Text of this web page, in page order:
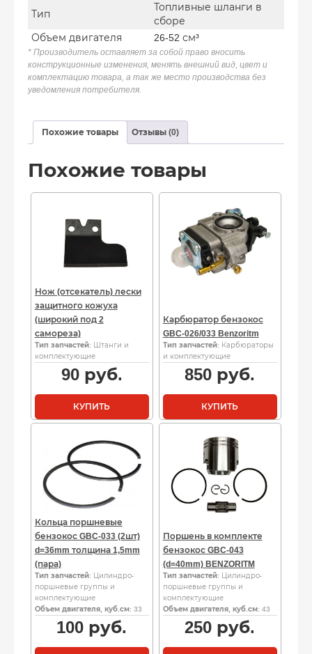
Тип
Топливные шланги в
сборе
Объем двигателя
26-52 см³
* Производитель оставляет за собой право вносить
конструкционные изменения, менять внешний вид, цвет и
комплектацию товара, а так же место производства без
уведомления потребителя.
Похожие товары Отзывы (0)
Похожие товары
Нож (отсекатель) лески
защитного кожуха
(широкий под 2
самореза)
Тип запчастей: Штанги и
комплектующие
90руб.
КУПИТЬ
Карбюратор бензокос
GBC-026/033 Benzoritm
Тип запчастей: Карбюраторы
и комплектующие
850 руб.
КУПИТЬ
Кольца поршневые
бензокос GBC-033 (2шт)
d=36mm толщина 1,5mm
(пара)
Тип запчастей: Цилиндро-
поршневые группы и
комплектующие
Объем двигателя, куб.см: 33
100 руб.
Поршень в комплекте
бензокос GBC-043
(d=40mm) BENZORITM
Тип запчастей: Цилиндро-
поршневые группы и
комплектующие
Объем двигателя, куб.см: 43
250 руб.